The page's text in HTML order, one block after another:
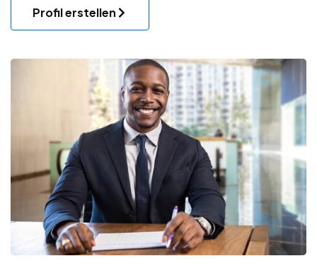
Profil erstellen